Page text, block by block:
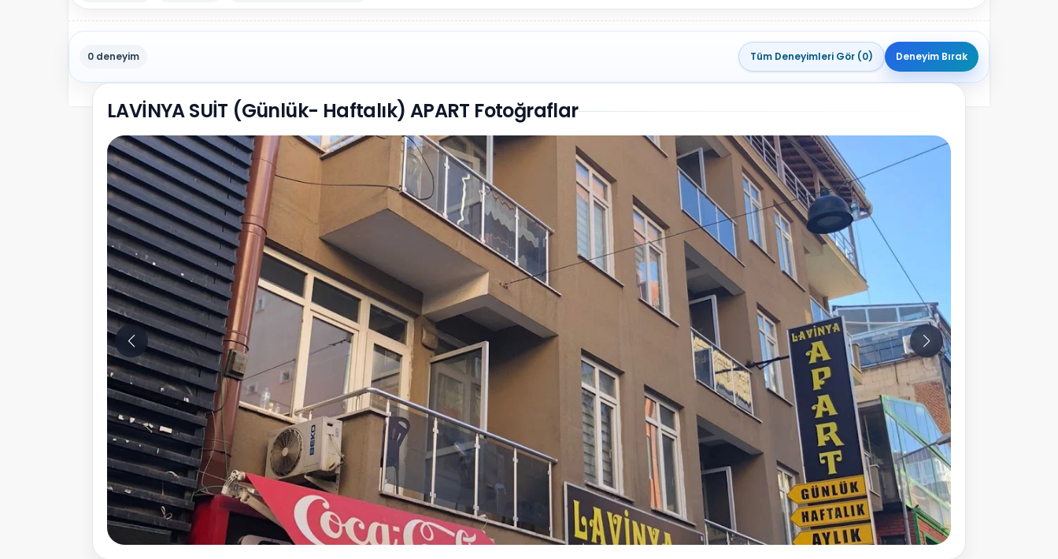
0 deneyim Tüm Deneyimleri Gör (0) Deneyim Bırak
LAVİNYA SUİT (Günlük- Haftalık) APART Fotoğraflar
Fotoğraf